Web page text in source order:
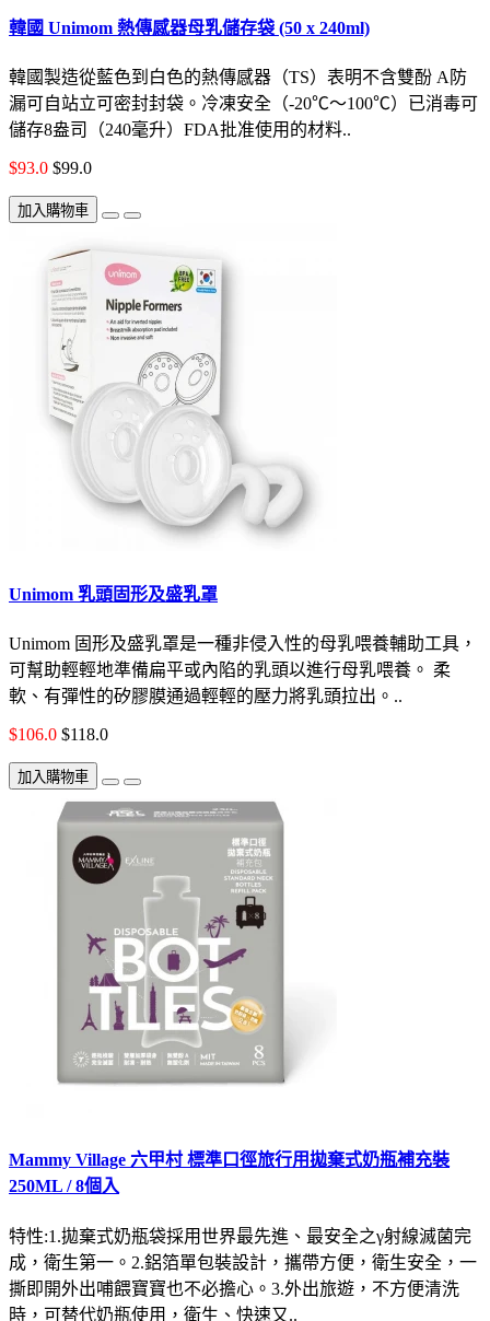
韓國 Unimom 熱傳感器母乳儲存袋 (50 x 240ml)
韓國製造從藍色到白色的熱傳感器（TS）表明不含雙酚 A防
漏可自站立可密封封袋。冷凍安全（-20℃〜100℃）已消毒可
儲存8盎司（240毫升）FDA批准使用的材料..
$93.0 $99.0
加入購物車
Unimom 乳頭固形及盛乳罩
Unimom 固形及盛乳罩是一種非侵入性的母乳喂養輔助工具，
可幫助輕輕地準備扁平或內陷的乳頭以進行母乳喂養。 柔
軟、有彈性的矽膠膜通過輕輕的壓力將乳頭拉出。..
$106.0 $118.0
加入購物車
Mammy Village 六甲村 標準口徑旅行用拋棄式奶瓶補充裝
250ML / 8個入
特性:1.拋棄式奶瓶袋採用世界最先進、最安全之γ射線滅菌完
成，衛生第一。2.鋁箔單包裝設計，攜帶方便，衛生安全，一
撕即開外出哺餵寶寶也不必擔心。3.外出旅遊，不方便清洗
時，可替代奶瓶使用，衛生、快速又..